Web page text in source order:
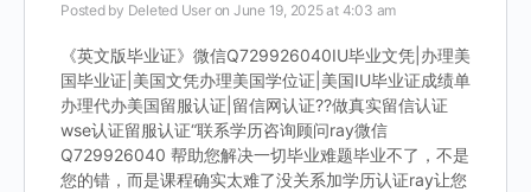
Posted by Deleted User on June 19, 2025 at 4:03 am
《英文版毕业证》微信Q729926040IU毕业文凭|办理美
国毕业证|美国文凭办理美国学位证|美国IU毕业证成绩单
办理代办美国留服认证|留信网认证??做真实留信认证
wse认证留服认证“联系学历咨询顾问ray微信
Q729926040 帮助您解决一切毕业难题毕业不了，不是
您的错，而是课程确实太难了没关系加学历认证ray让您